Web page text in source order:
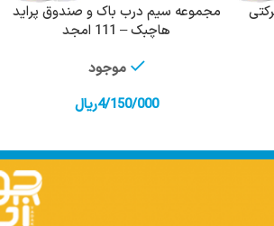
افزودن به سبد خرید
مجموعه سیم درب باک و صندوق پراید
هاچبک – 111 امجد
موجود
4/150/000ریال